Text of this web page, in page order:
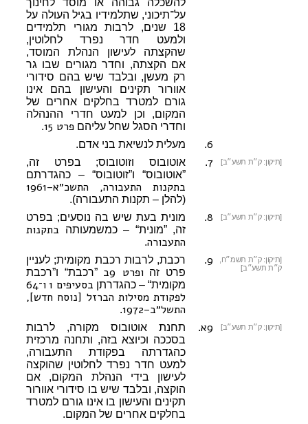
להשכלה גבוהה או מוסד לחינוך
על־תיכוני, שתלמידיו בגיל העולה על
18 שנים, לרבות מגורי תלמידים
ולמעט חדר נפרד לחלוטין,
שהקצתה לעישון הנהלת המוסד,
אם הקצתה, וחדר מגורים שבו גר
רק מעשן, ובלבד שיש בהם סידורי
אוורור תקינים והעישון בהם אינו
גורם למטרד בחלקים אחרים של
המקום, וכן למעט חדרי ההנהלה
וחדרי הסגל שחל עליהם פרט 15 .
6
. מעלית לנשיאת בני אדם.
7
. [תיקון: ק״ת תשע״ב]
אוטובוס וזוטובוס; בפרט זה,
”אוטובוס“ ו”זוטובוס“ – כהגדרתם
בתקנות התעבורה, התשכ״א–1961
(להלן – תקנות התעבורה).
8
. [תיקון: ק״ת תשע״ב]
מונית בעת שיש בה נוסעים; בפרט
זה, ”מונית“ – כמשמעותה בתקנות
התעבורה.
9
.
[תיקון: ק״ת תשמ״ח,
ק״ת תשע״ב]
רכבת, לרבות רכבת מקומית; לעניין
פרט זה ופרט 9ב
”רכבת“ ו”רכבת
מקומית“ – כהגדרתן בסעיפים 1
ו־64
לפקודת מסילות הברזל [נוסח חדש],
התשל״ב–1972
.
9א . [תיקון: ק״ת תשע״ב]
תחנת אוטובוס מקורה, לרבות
בסככה וכיוצא בזה, ותחנה מרכזית
כהגדרתה בפקודת התעבורה,
למעט חדר נפרד לחלוטין שהוקצה
לעישון בידי הנהלת המקום, אם
הוקצה, ובלבד שיש בו סידורי אוורור
תקינים והעישון בו אינו גורם למטרד
בחלקים אחרים של המקום.